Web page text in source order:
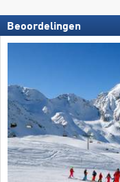
Beoordelingen